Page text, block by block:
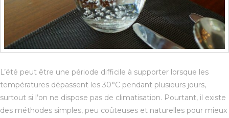
L’été peut être une période difficile à supporter lorsque les
températures dépassent les 30°C pendant plusieurs jours,
surtout si l’on ne dispose pas de climatisation. Pourtant, il existe
des méthodes simples, peu coûteuses et naturelles pour mieux